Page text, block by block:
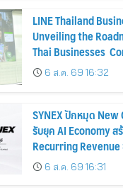
LINE Thailand
Unveiling the
Thai Businesses
Businesses,
Partners for
6 ส.ค. 69 16:32
SYNEX ปักหมุด
รับยุค AI Economy ส
Recurring
เติบโตอย่างยั่งยืน โชว์
18% พร้อมจ่ายปันผลร
6 ส.ค. 69 16:31